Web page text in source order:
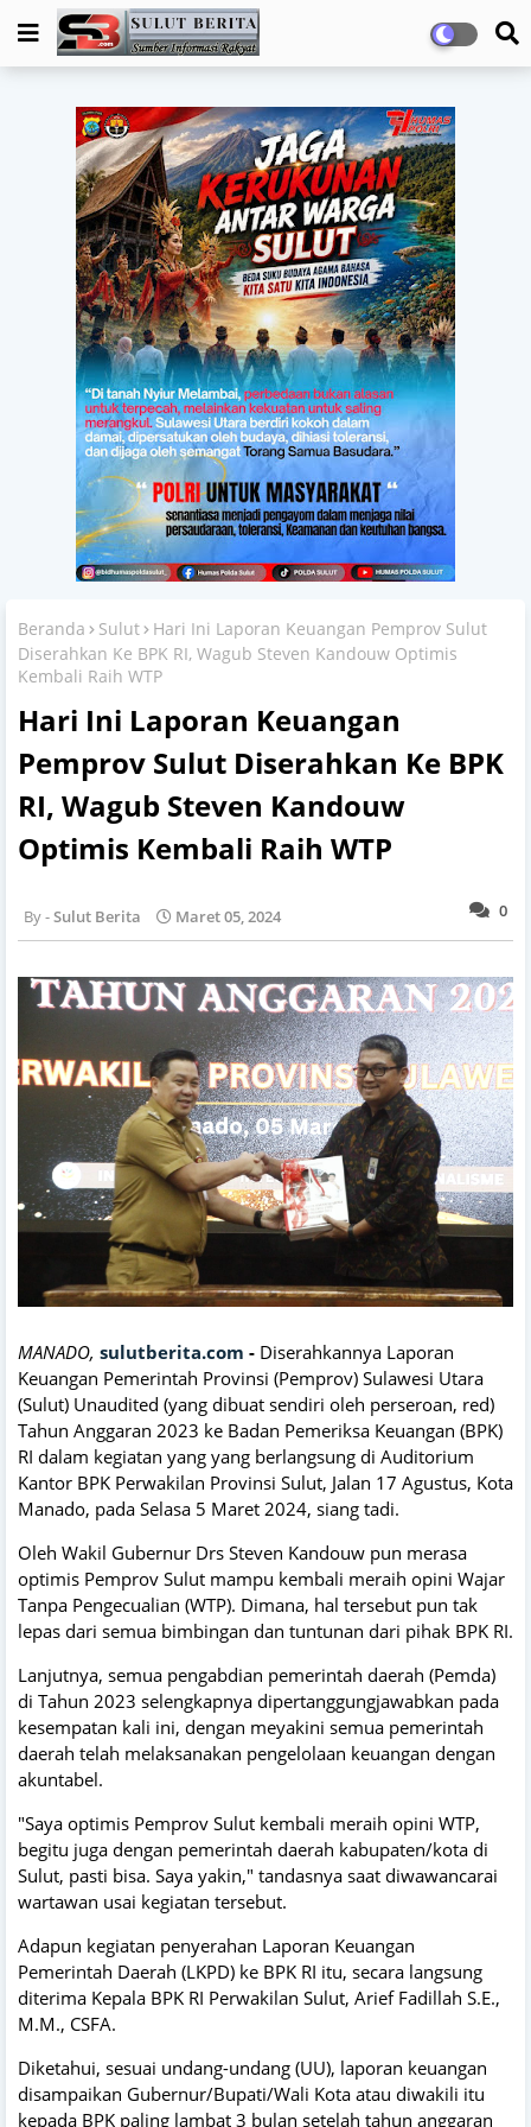
Beranda Sulut
Hari Ini Laporan Keuangan Pemprov Sulut
Diserahkan Ke BPK RI, Wagub Steven Kandouw Optimis
Kembali Raih WTP
Hari Ini Laporan Keuangan
Pemprov Sulut Diserahkan Ke BPK
RI, Wagub Steven Kandouw
Optimis Kembali Raih WTP
0
Sulut Berita Maret 05, 2024
MANADO, sulutberita.com - Diserahkannya Laporan
Keuangan Pemerintah Provinsi (Pemprov) Sulawesi Utara
(Sulut) Unaudited (yang dibuat sendiri oleh perseroan, red)
Tahun Anggaran 2023 ke Badan Pemeriksa Keuangan (BPK)
RI dalam kegiatan yang yang berlangsung di Auditorium
Kantor BPK Perwakilan Provinsi Sulut, Jalan 17 Agustus, Kota
Manado, pada Selasa 5 Maret 2024, siang tadi.
Oleh Wakil Gubernur Drs Steven Kandouw pun merasa
optimis Pemprov Sulut mampu kembali meraih opini Wajar
Tanpa Pengecualian (WTP). Dimana, hal tersebut pun tak
lepas dari semua bimbingan dan tuntunan dari pihak BPK RI.
Lanjutnya, semua pengabdian pemerintah daerah (Pemda)
di Tahun 2023 selengkapnya dipertanggungjawabkan pada
kesempatan kali ini, dengan meyakini semua pemerintah
daerah telah melaksanakan pengelolaan keuangan dengan
akuntabel.
"Saya optimis Pemprov Sulut kembali meraih opini WTP,
begitu juga dengan pemerintah daerah kabupaten/kota di
Sulut, pasti bisa. Saya yakin," tandasnya saat diwawancarai
wartawan usai kegiatan tersebut.
Adapun kegiatan penyerahan Laporan Keuangan
Pemerintah Daerah (LKPD) ke BPK RI itu, secara langsung
diterima Kepala BPK RI Perwakilan Sulut, Arief Fadillah S.E.,
M.M., CSFA.
Diketahui, sesuai undang-undang (UU), laporan keuangan
disampaikan Gubernur/Bupati/Wali Kota atau diwakili itu
kepada BPK paling lambat 3 bulan setelah tahun anggaran